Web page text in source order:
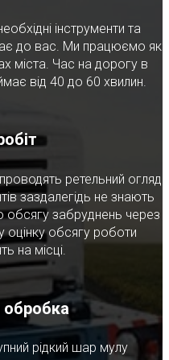
інструменти та
до вас. Ми працюємо як
міста. Час на дорогу в
від 40 до 60 хвилин.
ретельний огляд
заздалегідь не знають
обсягу забруднень через
оцінку обсягу роботи
на місці.
рідкий шар мулу